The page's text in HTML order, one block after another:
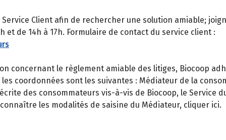
Client afin de rechercher une solution amiable;
de 14h à 17h. Formulaire de contact du service client :
concernant le règlement amiable des litiges, Biocoop
sont les suivantes : Médiateur de la
des consommateurs vis-à-vis de Biocoop, le Service
les modalités de saisine du Médiateur, cliquer ici.